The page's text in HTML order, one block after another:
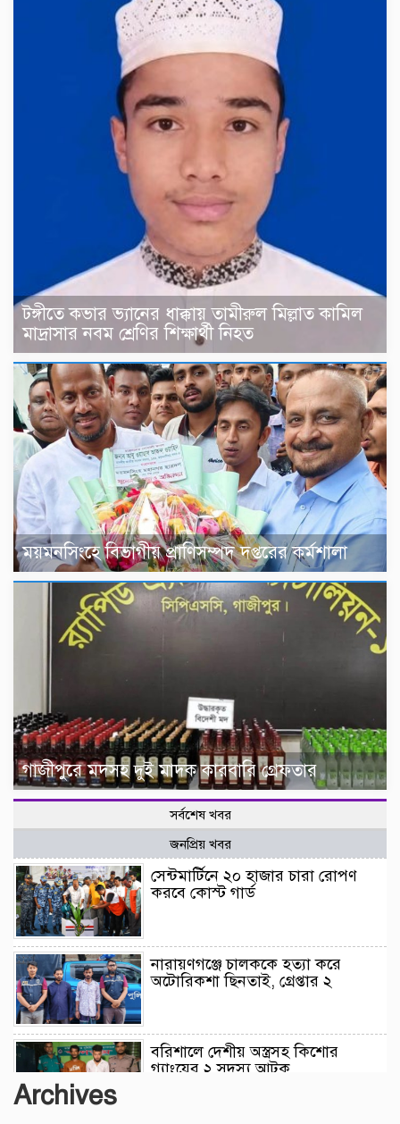
টঙ্গীতে কভার ভ্যানের ধাক্কায় তামীরুল মিল্লাত কামিল
মাদ্রাসার নবম শ্রেণির শিক্ষার্থী নিহত
ময়মনসিংহে বিভাগীয় প্রাণিসম্পদ দপ্তরের কর্মশালা
গাজীপুরে মদসহ দুই মাদক কারবারি গ্রেফতার
সর্বশেষ খবর
জনপ্রিয় খবর
সেন্টমার্টিনে ২০ হাজার চারা রোপণ
করবে কোস্ট গার্ড
নারায়ণগঞ্জে চালককে হত্যা করে
অটোরিকশা ছিনতাই, গ্রেপ্তার ২
বরিশালে দেশীয় অস্ত্রসহ কিশোর
গ্যাংয়ের ২ সদস্য আটক
Archives